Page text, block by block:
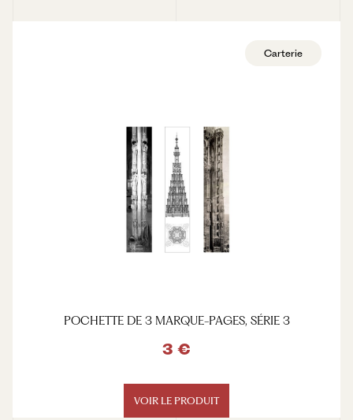
Carterie
POCHETTE DE 3 MARQUE-PAGES, SÉRIE 3
3 €
VOIR LE PRODUIT